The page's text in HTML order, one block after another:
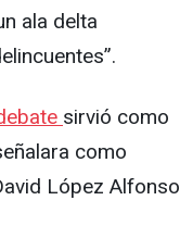
ala delta
sirvió como
como
López Alfonso